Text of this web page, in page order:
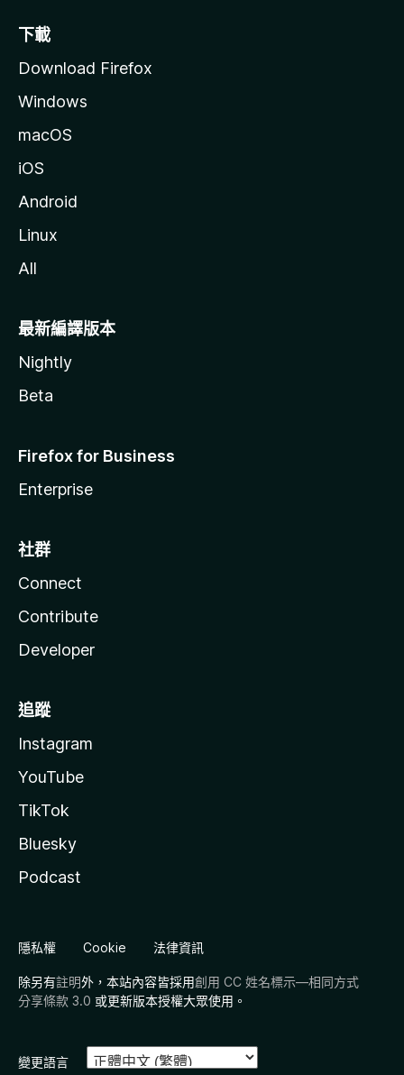
下載
Download Firefox
Windows
macOS
iOS
Android
Linux
All
最新編譯版本
Nightly
Beta
Firefox for Business
Enterprise
社群
Connect
Contribute
Developer
追蹤
Instagram
YouTube
TikTok
Bluesky
Podcast
隱私權 Cookie 法律資訊
除另有註明外，本站內容皆採用創用 CC 姓名標示—相同方式
分享條款 3.0 或更新版本授權大眾使用。
變更語言